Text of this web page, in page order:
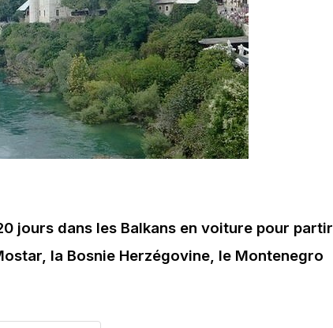
jours dans les Balkans en voiture pour partir
la Bosnie Herzégovine, le Montenegro